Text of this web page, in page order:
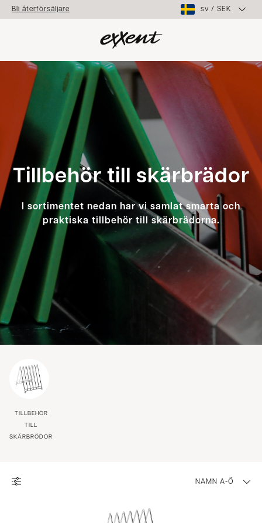
Bli återförsäljare sv / SEK
Tillbehör till skärbrädor
I sortimentet nedan har vi samlat smarta och
praktiska tillbehör till skärbrädorna.
TILLBEHÖR
TILL
SKÄRBRÖDOR
NAMN A-Ö